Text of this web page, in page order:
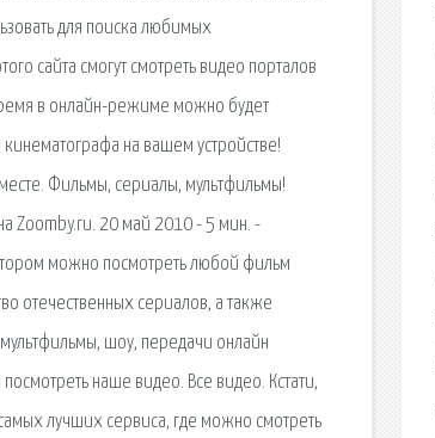
для поиска любимых
сайта смогут смотреть видео порталов
в онлайн-режиме можно будет
на вашем устройстве!
Фильмы, сериалы, мультфильмы!
Zoomby.ru. 20 май 2010 - 5 мин. -
можно посмотреть любой фильм
отечественных сериалов, а также
шоу, передачи онлайн
наше видео. Все видео. Кстати,
лучших сервиса, где можно смотреть